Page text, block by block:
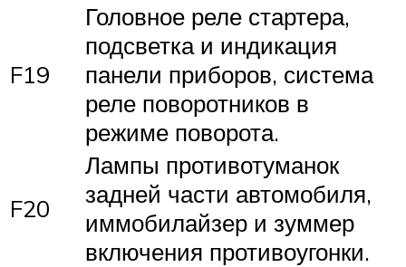
F19
Головное реле стартера,
подсветка и индикация
панели приборов, система
реле поворотников в
режиме поворота.
F20
Лампы противотуманок
задней части автомобиля,
иммобилайзер и зуммер
включения противоугонки.